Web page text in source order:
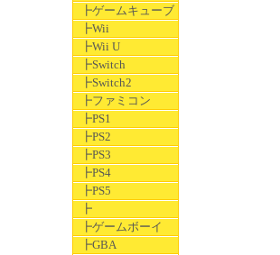
┣ゲームキューブ
┣Wii
┣Wii U
┣Switch
┣Switch2
┣ファミコン
┣PS1
┣PS2
┣PS3
┣PS4
┣PS5
┣
┣ゲームボーイ
┣GBA